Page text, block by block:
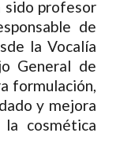
sido profesor
de
la Vocalía
General de
formulación,
y mejora
cosmética